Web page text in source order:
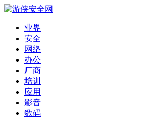
业界
安全
网络
办公
厂商
培训
应用
影音
数码